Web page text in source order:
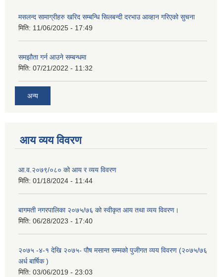
मसलन्द सामाग्रीहरु खरिद सम्बन्धि सिलबन्दी दरभाउ आव्हान गरिएको सुचना
मिति: 11/06/2025 - 17:49
समझौता गर्न आउने सम्बन्धमा
मिति: 07/21/2022 - 11:32
अन्य
आय व्यय विवरण
आ.व.२०७९/०८० को आय र व्यय विवरण
मिति: 01/18/2024 - 11:44
बागमती नगरपालिका २०७५/७६ को स्वीकृत आय तथा व्यय विवरण।
मिति: 06/28/2023 - 17:40
२०७५ -४-१ देखि २०७५- पौष मसान्त सम्मको पुजीगत व्यय विवरण (२०७५/७६
अर्ध बार्षिक )
मिति: 03/06/2019 - 23:03